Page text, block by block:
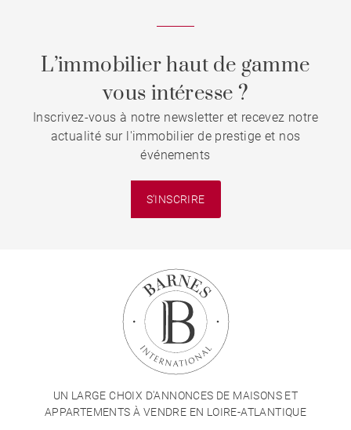
L’immobilier haut de gamme
vous intéresse ?
Inscrivez-vous à notre newsletter et recevez notre
actualité sur l'immobilier de prestige et nos
événements
S'INSCRIRE
UN LARGE CHOIX D'ANNONCES DE MAISONS ET
APPARTEMENTS À VENDRE EN LOIRE-ATLANTIQUE